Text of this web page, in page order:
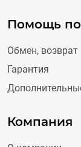
Помощь
Обмен, возврат
Гарантия
Компания